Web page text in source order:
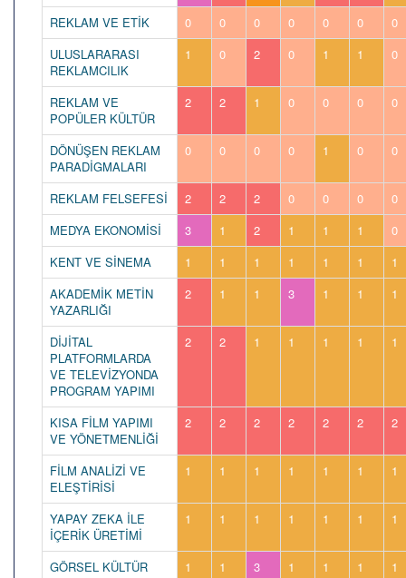
REKLAM VE ETİK 0 0 0 0 0 0
0
ULUSLARARASI
REKLAMCILIK
1 0 2 0 1 1 0
REKLAM VE
POPÜLER KÜLTÜR
2 2 1 0 0 0 0
DÖNÜŞEN REKLAM
PARADİGMALARI
0 0 0 0 1 0 0
REKLAM FELSEFESİ 2 2 2 0 0 0
0
MEDYA EKONOMİSİ
3 1 2 1 1 1
0
KENT VE SİNEMA
1 1 1 1 1 1
1
AKADEMİK METİN
YAZARLIĞI
2 1 1 3 1 1 1
DİJİTAL
PLATFORMLARDA
VE TELEVİZYONDA
PROGRAM YAPIMI
2 2 1 1 1 1 1
KISA FİLM YAPIMI
VE YÖNETMENLİĞİ
2 2 2 2 2 2 2
FİLM ANALİZİ VE
ELEŞTİRİSİ
1 1 1 1 1 1 1
YAPAY ZEKA İLE
İÇERİK ÜRETİMİ
1 1 1 1 1 1 1
GÖRSEL KÜLTÜR 1 1 3 1 1 1
1